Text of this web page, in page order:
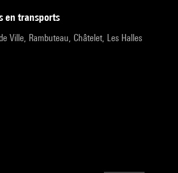
en transports
Ville, Rambuteau, Châtelet, Les Halles